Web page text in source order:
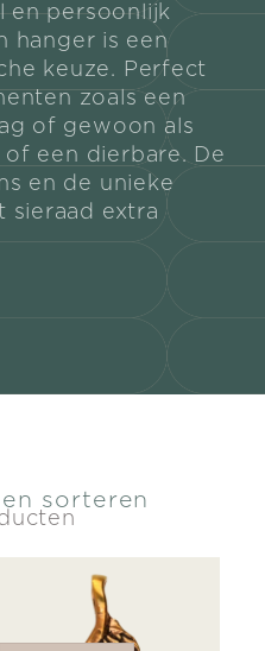
en persoonlijk
hanger is een
keuze. Perfect
zoals een
of gewoon als
een dierbare. De
en de unieke
sieraad extra
sorteren